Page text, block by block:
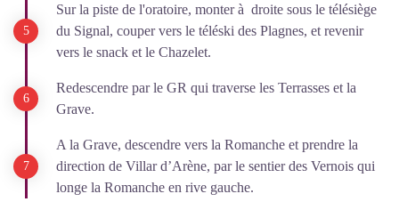
Sur la piste de l'oratoire, monter à droite sous le télésiège
du Signal, couper vers le téléski des Plagnes, et revenir
vers le snack et le Chazelet.
Redescendre par le GR qui traverse les Terrasses et la
Grave.
A la Grave, descendre vers la Romanche et prendre la
direction de Villar d’Arène, par le sentier des Vernois qui
longe la Romanche en rive gauche.